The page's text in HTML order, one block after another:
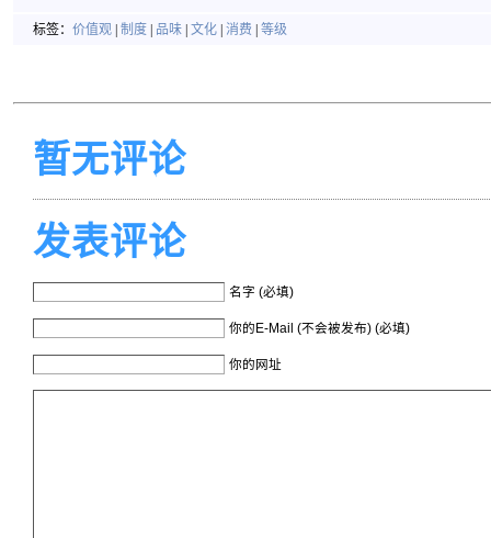
标签： 价值观 制度 品味 文化 消费 等级
暂无评论
发表评论
名字 (必填)
你的E-Mail (不会被发布) (必填)
你的网址